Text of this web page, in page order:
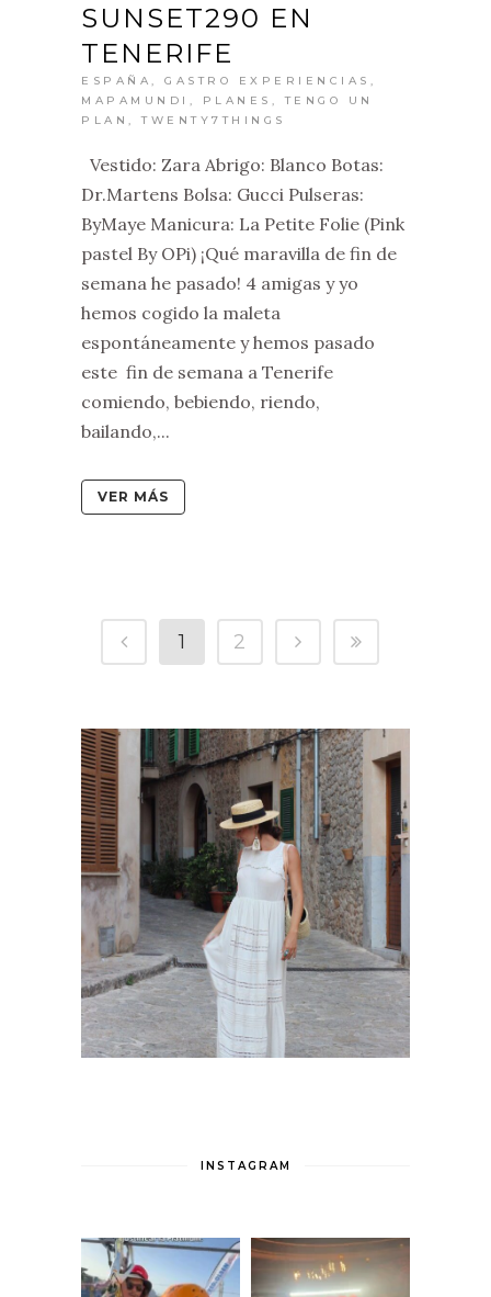
SUNSET290 EN
TENERIFE
ESPAÑA , GASTRO EXPERIENCIAS ,
MAPAMUNDI , PLANES ,TENGO UN
PLAN ,TWENTY7THINGS
Vestido: Zara Abrigo: Blanco Botas:
Dr.Martens Bolsa: Gucci Pulseras:
ByMaye Manicura: La Petite Folie (Pink
pastel By OPi) ¡Qué maravilla de fin de
semana he pasado! 4 amigas y yo
hemos cogido la maleta
espontáneamente y hemos pasado
este fin de semana a Tenerife
comiendo, bebiendo, riendo,
bailando,...
VER MÁS
1 2
INSTAGRAM